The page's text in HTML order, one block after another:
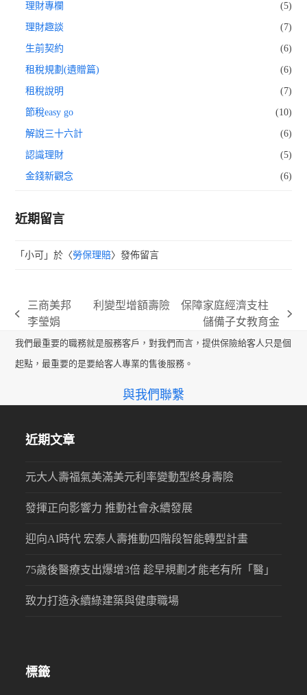
理財專欄 (5)
理財趣談 (7)
生前契約 (6)
租稅規劃(遺贈篇) (6)
租稅說明 (7)
節稅easy go (10)
解說三十六計 (6)
認識理財 (5)
金錢新觀念 (6)
近期留言
「小可 」於〈勞保理賠〉發佈留言
previous
post:
三商美邦
李瑩娟
post:
利變型增額壽險 保障家庭經濟支柱
儲備子女教育金
我們最重要的職務就是服務客戶，對我們而言，提供保險給客人只是個
起點，最重要的是要給客人專業的售後服務。
與我們聯繫
近期文章
元大人壽福氣美滿美元利率變動型終身壽險
發揮正向影響力 推動社會永續發展
迎向AI時代 宏泰人壽推動四階段智能轉型計畫
75歲後醫療支出爆增3倍 趁早規劃才能老有所「醫」
致力打造永續綠建築與健康職場
標籤